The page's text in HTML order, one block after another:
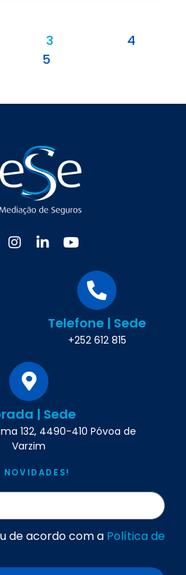
3
4
5
Telefone | Sede
+252 612 815
| Sede
132, 4490-410 Póvoa de
Varzim
NOVIDADES!
de acordo com a Política de